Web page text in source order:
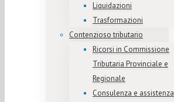
Liquidazioni
Trasformazioni
Contenzioso tributario
Ricorsi in Commissione
Tributaria Provinciale e
Regionale
Consulenza e assistenza